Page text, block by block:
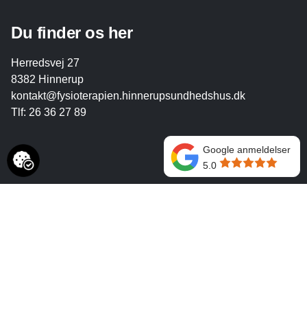
Du finder os her
Herredsvej 27
8382 Hinnerup
kontakt@fysioterapien.hinnerupsundhedshus.dk
Tlf: 26 36 27 89
Google anmeldelser
5.0